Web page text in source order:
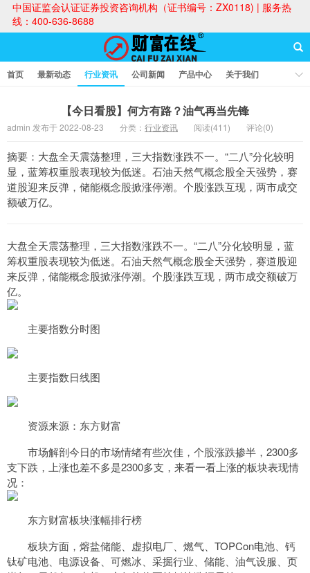
中国证监会认证证券投资咨询机构（证书编号：ZX0118) | 服务热
线：400-636-8688
首页 最新动态 行业资讯 公司新闻 产品中心
关于我们
【今日看股】何方有路？油气再当先锋
admin 发布于 2022-08-23 分类： 行业资讯 阅读(411) 评论(0)
摘要：大盘全天震荡整理，三大指数涨跌不一。“二八”分化较明
显，蓝筹权重股表现较为低迷。石油天然气概念股全天强势，赛
道股迎来反弹，储能概念股掀涨停潮。个股涨跌互现，两市成交
额破万亿。
大盘全天震荡整理，三大指数涨跌不一。“二八”分化较明显，蓝
筹权重股表现较为低迷。石油天然气概念股全天强势，赛道股迎
来反弹，储能概念股掀涨停潮。个股涨跌互现，两市成交额破万
亿。
主要指数分时图
主要指数日线图
资源来源：东方财富
市场解剖今日的市场情绪有些次佳，个股涨跌掺半，2300多
支下跌，上涨也差不多是2300多支，来看一看上涨的板块表现情
况：
东方财富板块涨幅排行榜
板块方面，熔盐储能、虚拟电厂、燃气、TOPCon电池、钙
钛矿电池、电源设备、可燃冰、采掘行业、储能、油气设服、页